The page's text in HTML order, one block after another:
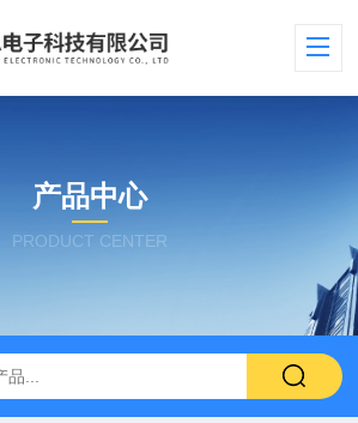
产品中心
PRODUCT CENTER